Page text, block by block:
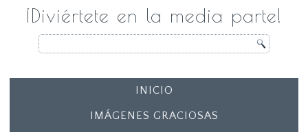
¡Diviértete en la media parte!
INICIO
IMÁGENES GRACIOSAS